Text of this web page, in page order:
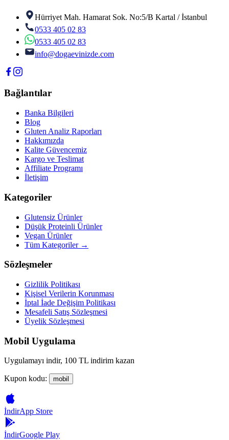
Hürriyet Mah. Hamarat Sok. No:5/B Kartal / İstanbul
0533 405 02 83
0533 405 02 83
info@dogaevinizde.com
Bağlantılar
Banka Bilgileri
Blog
Gluten Analiz Raporları
Hakkımızda
Kalite Güvencemiz
Kargo ve Teslimat
Affiliate Programı
İletişim
Kategoriler
Glutensiz Ürünler
Düşük Proteinli Ürünler
Vegan Ürünler
Tüm Kategoriler →
Sözleşmeler
Gizlilik Politikası
Kişisel Verilerin Korunması
İptal İade Değişim Politikası
Mesafeli Satış Sözleşmesi
Üyelik Sözleşmesi
Mobil Uygulama
Uygulamayı indir, 100 TL indirim kazan
Kupon kodu: mobil
İndirApp Store
İndirGoogle Play